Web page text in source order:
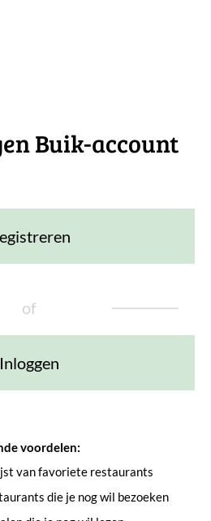
Buik-account
of
Inloggen
voordelen:
van favoriete restaurants
die je nog wil bezoeken